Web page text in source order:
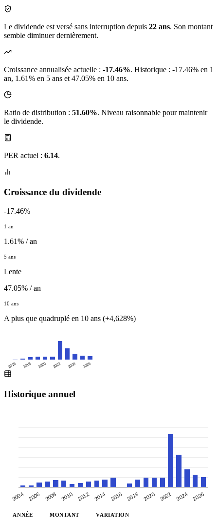
Le dividende est versé sans interruption depuis 22 ans. Son montant
semble diminuer dernièrement.
Croissance annualisée actuelle : -17.46%. Historique : -17.46% en 1
an, 1.61% en 5 ans et 47.05% en 10 ans.
Ratio de distribution : 51.60%. Niveau raisonnable pour maintenir
le dividende.
PER actuel : 6.14.
Croissance du dividende
-17.46%
1 an
1.61% / an
5 ans
Lente
47.05% / an
10 ans
A plus que quadruplé en 10 ans (+4,628%)
2016 2018 2020 2022 2024 2026
Historique annuel
2004 2006 2008 2010 2012 2014 2016 2018 2020 2022 2024 2026
ANNÉE MONTANT VARIATION